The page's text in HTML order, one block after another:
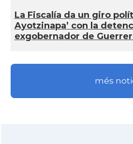
La Fiscalía da un giro
Ayotzinapa’ con la
exgobernador de
més